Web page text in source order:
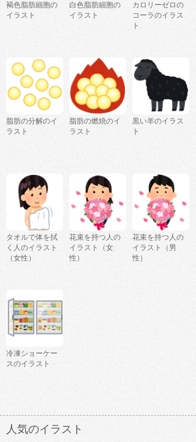
褐色脂肪細胞の
イラスト
白色脂肪細胞の
イラスト
カロリーゼロの
コーラのイラス
ト
脂肪の分解のイ
ラスト
脂肪の燃焼のイ
ラスト
黒い羊のイラス
ト
タオルで体を拭
く人のイラスト
（女性）
花束を持つ人の
イラスト（女
性）
花束を持つ人の
イラスト（男
性）
冷凍ショーケー
スのイラスト
人気のイラスト